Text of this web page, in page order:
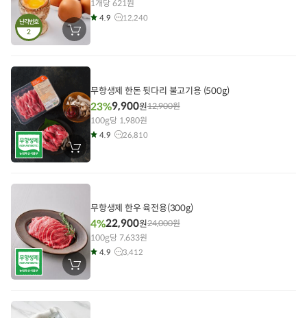
난각번호
2 장
바
에
1개당 621원
4.9 12,240
장
바
에
무항생제 한돈 뒷다리 불고기용 (500g)
23%9,900원12,900원
100g당 1,980원
4.9 26,810
장
바
에
무항생제 한우 육전용(300g)
4%22,900원24,000원
100g당 7,633원
4.9 3,412